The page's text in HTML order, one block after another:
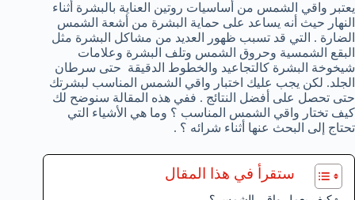
يعتبر واقي الشمس من أساسيات روتين العناية بالبشرة أثناء
النهار حيث أنه يساعد على حماية البشرة من أشعة الشمس
الضارة . التي قد تسبب ظهور العديد من مشاكل البشرة مثل
البقع الشمسية وحروق الشمس وتلف البشرة وعلامات
شيخوخة البشرة كالتجاعيد والخطوط الدقيقة حتى سرطان
الجلد. لكن يجب عليك اختبار واقي الشمس المناسب لبشرتك
حتى تحصل على أفضل النتائج . ففي هذه المقالة سنوضح لك
كيف تختار واقي الشمس المناسب ؟ وما هي الأشياء التي
تحتاج إلى البحث عنها أثناء شرائه ؟ .
ستقرأ في هذا المقال